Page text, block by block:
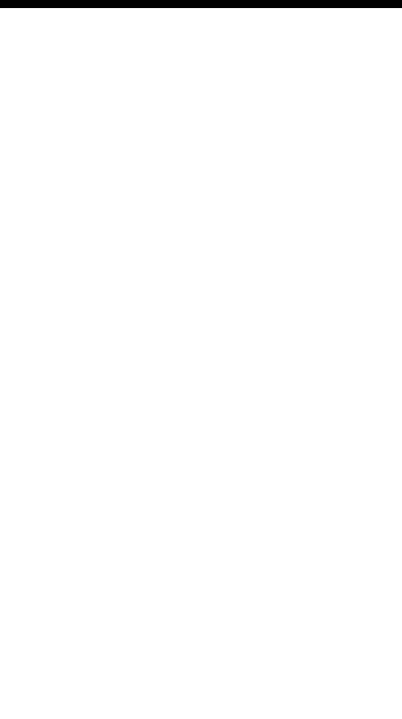
CondividiFacebook
TwitterLinkedInPinterest
TumblrEmailWhatsApp